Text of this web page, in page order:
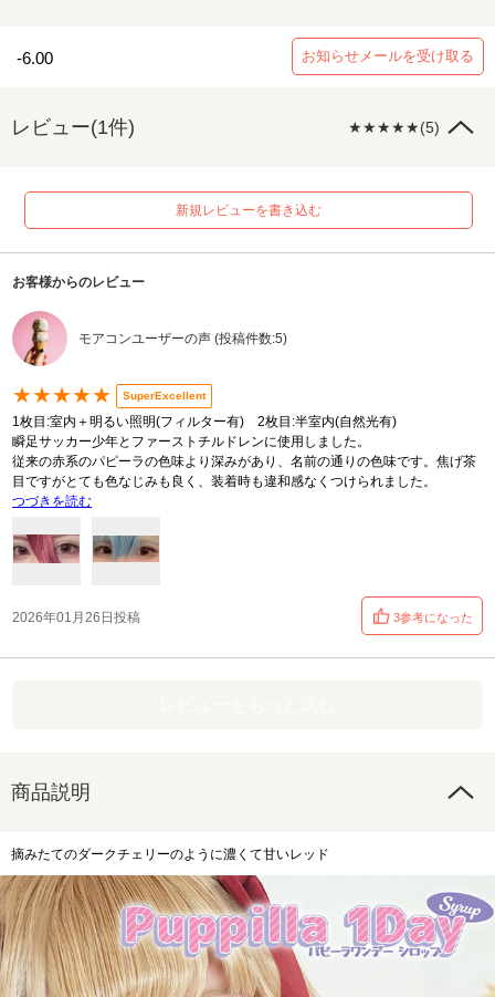
-6.00 お知らせメールを受け取る
レビュー(1件) ★★★★★(5)
新規レビューを書き込む
お客様からのレビュー
モアコンユーザーの声 (投稿件数:5)
★★★★★ SuperExcellent
1枚目:室内＋明るい照明(フィルター有) 2枚目:半室内(自然光有)
瞬足サッカー少年とファーストチルドレンに使用しました。
従来の赤系のパピーラの色味より深みがあり、名前の通りの色味です。焦げ茶
目ですがとても色なじみも良く、装着時も違和感なくつけられました。
つづきを読む
2026年01月26日投稿 3参考になった
商品説明
摘みたてのダークチェリーのように濃くて甘いレッド